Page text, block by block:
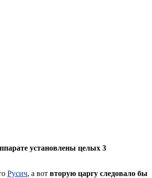
установлены целых 3
Русич, а вот вторую царгу следовало бы